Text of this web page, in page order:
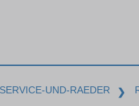
UND-RAEDER ❯